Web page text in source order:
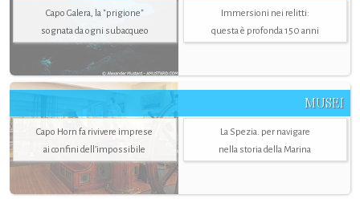
Capo Galera, la "prigione"
sognata da ogni subacqueo
Immersioni nei relitti:
questa è profonda 150 anni
MUSEI
Capo Horn fa rivivere imprese
ai confini dell’impossibile
La Spezia. per navigare
nella storia della Marina